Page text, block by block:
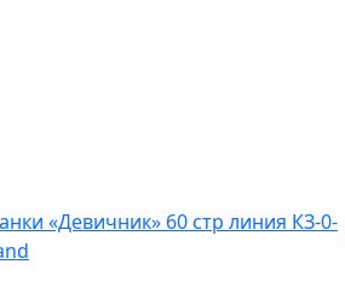
«Девичник» 60 стр линия КЗ-0-